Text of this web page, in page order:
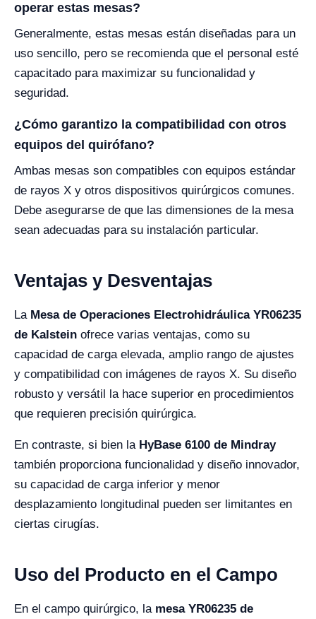
operar estas mesas?
Generalmente, estas mesas están diseñadas para un
uso sencillo, pero se recomienda que el personal esté
capacitado para maximizar su funcionalidad y
seguridad.
¿Cómo garantizo la compatibilidad con otros
equipos del quirófano?
Ambas mesas son compatibles con equipos estándar
de rayos X y otros dispositivos quirúrgicos comunes.
Debe asegurarse de que las dimensiones de la mesa
sean adecuadas para su instalación particular.
Ventajas y Desventajas
La Mesa de Operaciones Electrohidráulica YR06235
de Kalstein ofrece varias ventajas, como su
capacidad de carga elevada, amplio rango de ajustes
y compatibilidad con imágenes de rayos X. Su diseño
robusto y versátil la hace superior en procedimientos
que requieren precisión quirúrgica.
En contraste, si bien la HyBase 6100 de Mindray
también proporciona funcionalidad y diseño innovador,
su capacidad de carga inferior y menor
desplazamiento longitudinal pueden ser limitantes en
ciertas cirugías.
Uso del Producto en el Campo
En el campo quirúrgico, la mesa YR06235 de